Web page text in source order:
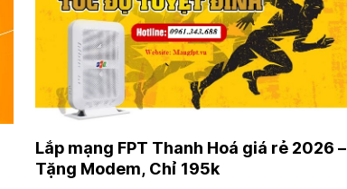
Lắp mạng FPT Thanh Hoá giá rẻ 2026 –
Tặng Modem, Chỉ 195k